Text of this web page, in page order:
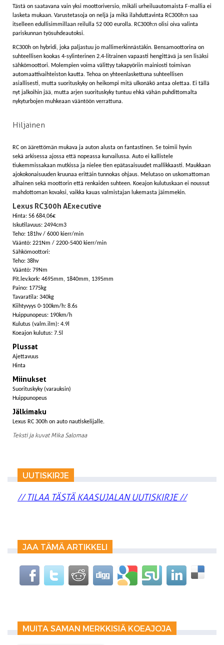
Tästä on saatavana vain yksi moottoriversio, mikäli urheiluautomaista F-mallia ei
lasketa mukaan. Varustetasoja on neljä ja mikä ilahduttavinta RC300h:n saa
itselleen edullisimmillaan reilulla 52 000 eurolla. RC300h:n olisi oiva valinta
pariskunnan työsuhdeautoksi.
RC300h on hybridi, joka paljastuu jo mallimerkinnästäkin. Bensamoottorina on
suhteellisen kookas 4-sylinterinen 2.4-litrainen vapaasti hengittävä ja sen lisäksi
sähkömoottori. Molempien voima välittyy takapyöriin mainiosti toimivan
automaattivaihteiston kautta. Tehoa on yhteenlaskettuna suhteellisen
asiallisesti, mutta suorituskyky on heikompi mitä ulkonäkö antaa olettaa. Ei tällä
nyt jalkoihin jää, mutta arjen suorituskyky tuntuu ehkä vähän puhdittomalta
nykyturbojen muhkeaan vääntöön verrattuna.
Hiljainen
RC on äärettömän mukava ja auton alusta on fantastinen. Se toimii hyvin
sekä arkisessa ajossa että nopeassa kurvailussa. Auto ei kallistele
tiukemmissakaan mutkissa ja nielee tien epätasaisuudet mallikkaasti. Maukkaan
ajokokonaisuuden kruunaa erittäin tunnokas ohjaus. Melutaso on uskomattoman
alhainen sekä moottorin että renkaiden suhteen. Koeajon kulutuskaan ei noussut
mahdottoman kovaksi, vaikka kauas valmistajan lukemasta jäimmekin.
Lexus RC300h A Executive
Hinta: 56 684,06€
Iskutilavuus: 2494cm3
Teho: 181hv / 6000 kierr/min
Vääntö: 221Nm / 2200-5400 kierr/min
Sähkömoottori:
Teho: 38hv
Vääntö: 79Nm
Pit.lev.kork: 4695mm, 1840mm, 1395mm
Paino: 1775kg
Tavaratila: 340kg
Kiihtyvyys 0-100km/h: 8.6s
Huippunopeus: 190km/h
Kulutus (valm.ilm): 4.9l
Koeajon kulutus: 7.5l
Plussat
Ajettavuus
Hinta
Miinukset
Suorituskyky (varauksin)
Huippunopeus
Jälkimaku
Lexus RC 300h on auto nautiskelijalle.
Teksti ja kuvat Mika Salomaa
UUTISKIRJE
// TILAA TÄSTÄ KAASUJALAN UUTISKIRJE //
JAA TÄMÄ ARTIKKELI
MUITA SAMAN MERKKISIÄ KOEAJOJA